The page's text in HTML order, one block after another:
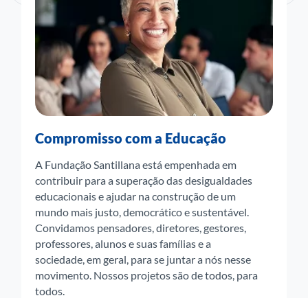
Compromisso com a Educação
A Fundação Santillana está empenhada em
contribuir para a superação das desigualdades
educacionais e ajudar na construção de um
mundo mais justo, democrático e sustentável.
Convidamos pensadores, diretores, gestores,
professores, alunos e suas famílias e a
sociedade, em geral, para se juntar a nós nesse
movimento. Nossos projetos são de todos, para
todos.